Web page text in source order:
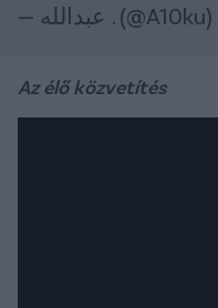
— عبدالله . (@A10ku)
Az élő közvetítés